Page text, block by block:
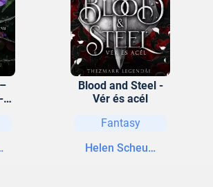
Blood and Steel -
Vér és acél
Fantasy
Helen Scheuerer